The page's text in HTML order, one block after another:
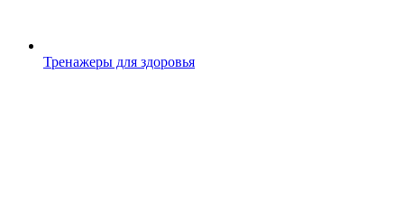
Тренажеры для здоровья